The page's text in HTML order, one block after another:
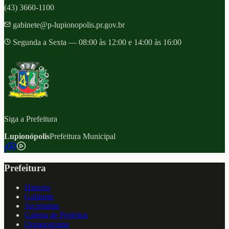
(43) 3660-1100
gabinete@p-lupionopolis.pr.gov.br
Segunda a Sexta — 08:00 às 12:00 e 14:00 às 16:00
Siga a Prefeitura
LupionópolisPrefeitura Municipal
f
Prefeitura
Historia
Gabinete
Secretarias
Galeria de Prefeitos
Organograma